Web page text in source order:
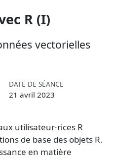
R (I)
vectorielles
DATE DE SÉANCE
21 avril 2023
utilisateur·rices R
de base des objets R.
en matière